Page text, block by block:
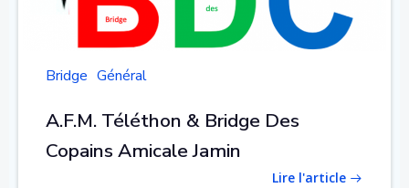
Bridge Général
A.F.M. Téléthon & Bridge Des
Copains Amicale Jamin
Lire l'article